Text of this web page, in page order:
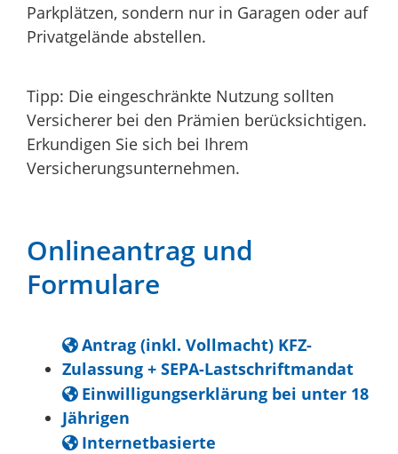
Parkplätzen, sondern nur in Garagen oder auf
Privatgelände abstellen.
Tipp: Die eingeschränkte Nutzung sollten
Versicherer bei den Prämien berücksichtigen.
Erkundigen Sie sich bei Ihrem
Versicherungsunternehmen.
Onlineantrag und
Formulare
Antrag (inkl. Vollmacht) KFZ-
Zulassung + SEPA-Lastschriftmandat
Einwilligungserklärung bei unter 18
Jährigen
Internetbasierte